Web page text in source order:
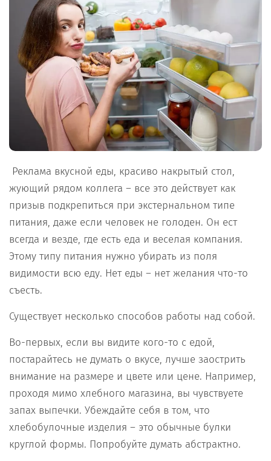
Реклама вкусной еды, красиво накрытый стол,
жующий рядом коллега – все это действует как
призыв подкрепиться при экстернальном типе
питания, даже если человек не голоден. Он ест
всегда и везде, где есть еда и веселая компания.
Этому типу питания нужно убирать из поля
видимости всю еду. Нет еды – нет желания что-то
съесть.
Существует несколько способов работы над собой.
Во-первых, если вы видите кого-то с едой,
постарайтесь не думать о вкусе, лучше заострить
внимание на размере и цвете или цене. Например,
проходя мимо хлебного магазина, вы чувствуете
запах выпечки. Убеждайте себя в том, что
хлебобулочные изделия – это обычные булки
круглой формы. Попробуйте думать абстрактно.